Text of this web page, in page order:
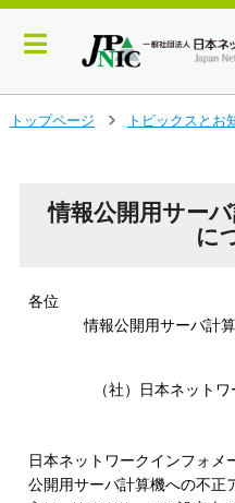
トップページ
トピックスとお
情報公開用サー
に
各位
情報公開用サーバ計
（社）日本ネット
日本ネットワークインフォメ
公開用サーバ計算機への不正